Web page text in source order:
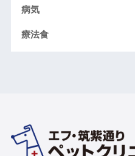
病気
療法食